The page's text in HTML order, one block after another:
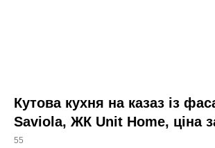
Кутова кухня на казаз із
Saviola, ЖК Unit Home, ціна
55